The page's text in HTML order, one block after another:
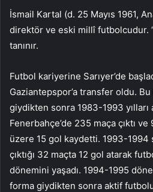
İsmail Kartal (d. 25 Mayıs 1961,
direktör ve eski millî futbolcudur.
tanınır.
Futbol kariyerine Sarıyer’de
Gaziantepspor’a transfer oldu.
giydikten sonra 1983-1993 yılları
Fenerbahçe’de 235 maça çıktı ve
üzere 15 gol kaydetti. 1993-
çıktığı 32 maçta 12 gol atarak
dönemini yaşadı. 1994-1995
forma giydikten sonra aktif futbolu